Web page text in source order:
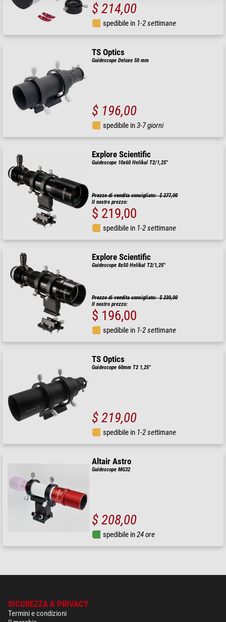
$ 214,00
spedibile in 1-2 settimane
TS Optics
Guidescope Deluxe 50 mm
$ 196,00
spedibile in3-7 giorni
Explore Scientific
Guidescope 10x60 Helikal T2/1,25"
Prezzo di vendita consigliato: $ 277,00
Il nostro prezzo:
$ 219,00
spedibile in 1-2 settimane
Explore Scientific
Guidescope 8x50 Helikal T2/1,25"
Prezzo di vendita consigliato: $ 230,00
Il nostro prezzo:
$ 196,00
spedibile in 1-2 settimane
TS Optics
Guidescope 60mm T2 1,25"
$ 219,00
spedibile in 1-2 settimane
Altair Astro
Guidescope MG32
$ 208,00
spedibile in24 ore
SICUREZZA & PRIVACY
Termini e condizioni